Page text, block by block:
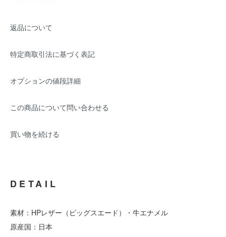
返品について
特定商取引法に基づく表記
オプションの値段詳細
この商品について問い合わせる
買い物を続ける
DETAIL
素材：HPレザー（ピッグスエード）・牛エナメル
原産国：日本